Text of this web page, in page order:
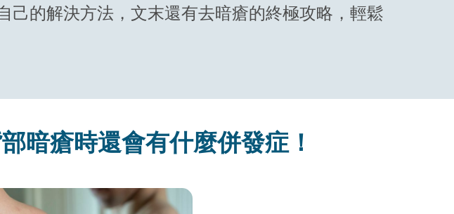
的解決方法，文末還有去暗瘡的終極攻略，輕鬆
暗瘡時還會有什麼併發症！